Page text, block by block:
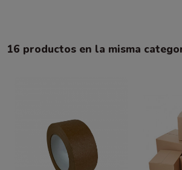
16 productos en la misma